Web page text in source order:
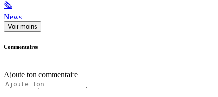
🗞
News
Voir moins
Commentaires
Ajoute ton commentaire